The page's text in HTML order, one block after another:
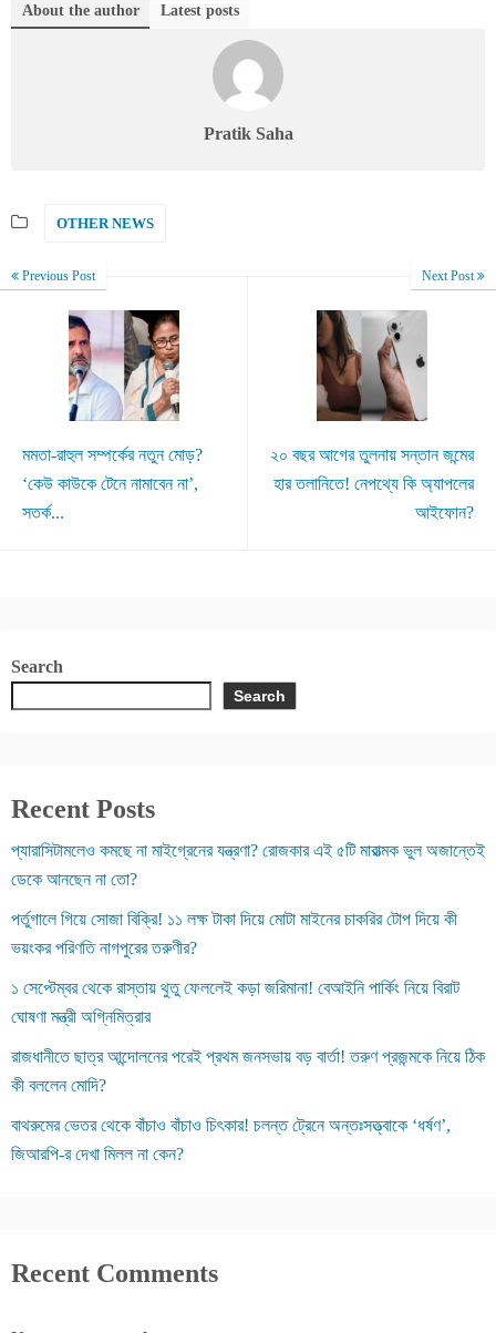
About the author Latest posts
Pratik Saha
OTHER NEWS
Previous Post
মমতা-রাহুল সম্পর্কের নতুন মোড়?
‘কেউ কাউকে টেনে নামাবেন না’,
সতর্ক...
Next Post
২০ বছর আগের তুলনায় সন্তান জন্মের
হার তলানিতে! নেপথ্যে কি অ্যাপলের
আইফোন?
Search
Search
Recent Posts
প্যারাসিটামলেও কমছে না মাইগ্রেনের যন্ত্রণা? রোজকার এই ৫টি মারাত্মক ভুল অজান্তেই
ডেকে আনছেন না তো?
পর্তুগালে গিয়ে সোজা বিক্রি! ১১ লক্ষ টাকা দিয়ে মোটা মাইনের চাকরির টোপ দিয়ে কী
ভয়ংকর পরিণতি নাগপুরের তরুণীর?
১ সেপ্টেম্বর থেকে রাস্তায় থুতু ফেললেই কড়া জরিমানা! বেআইনি পার্কিং নিয়ে বিরাট
ঘোষণা মন্ত্রী অগ্নিমিত্রার
রাজধানীতে ছাত্র আন্দোলনের পরেই প্রথম জনসভায় বড় বার্তা! তরুণ প্রজন্মকে নিয়ে ঠিক
কী বললেন মোদি?
বাথরুমের ভেতর থেকে বাঁচাও বাঁচাও চিৎকার! চলন্ত ট্রেনে অন্তঃসত্ত্বাকে ‘ধর্ষণ’,
জিআরপি-র দেখা মিলল না কেন?
Recent Comments